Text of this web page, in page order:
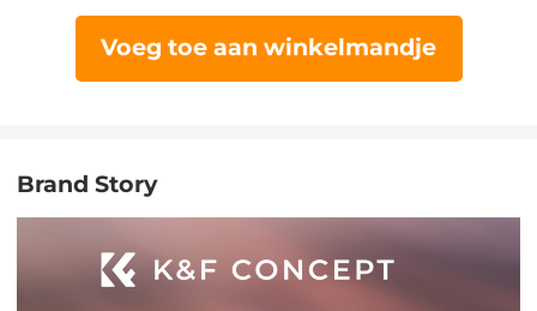
Voeg toe aan winkelmandje
Brand Story